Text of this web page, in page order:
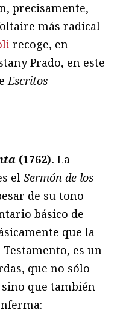
precisamente,
más radical
recoge, en
Prado, en este
Escritos
(1762). La
el Sermón de los
de su tono
básico de
que la
es un
que no sólo
que también